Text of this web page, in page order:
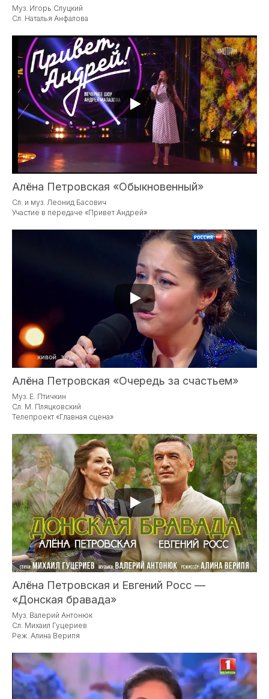
Муз. Игорь Слуцкий
Сл. Наталья Анфалова
Алёна Петровская «Обыкновенный»
Сл. и муз. Леонид Басович
Участие в передаче «Привет Андрей»
Алёна Петровская «Очередь за счастьем»
Муз. Е. Птичкин
Сл. М. Пляцковский
Телепроект «Главная сцена»
Алёна Петровская и Евгений Росс —
«Донская бравада»
Муз. Валерий Антонюк
Сл. Михаил Гуцериев
Реж. Алина Верипя